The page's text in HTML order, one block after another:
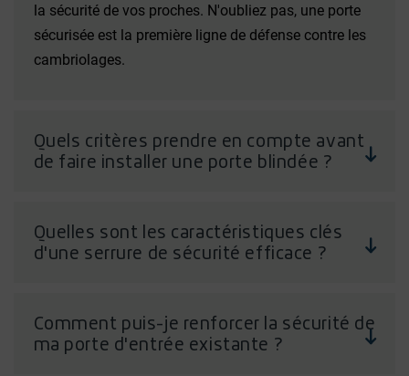
la sécurité de vos proches. N'oubliez pas, une porte
sécurisée est la première ligne de défense contre les
cambriolages.
Quels critères prendre en compte avant
de faire installer une porte blindée ?
sont à considérer. Premièrement, la certification A2P
BP est un gage de qualité et de résistance. Ensuite,
prendre en compte pour qu'elle s'intègre
harmonieusement à votre domicile. Enfin, le budget
Quelles sont les caractéristiques clés
d'une serrure de sécurité efficace ?
caractéristiques clés. Elle doit avoir une certification
A2P*, gage de qualité et de robustesse aux tentatives
Comment puis-je renforcer la sécurité de
ma porte d'entrée existante ?